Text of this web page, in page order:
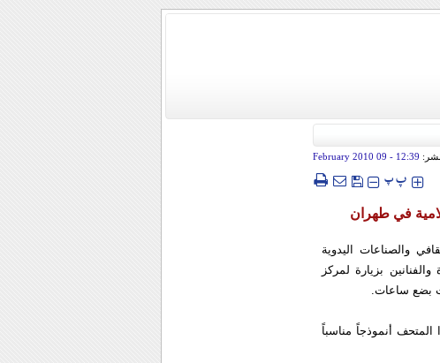
12:39
- 09 February 2010
‍‍‍ پپ
في طهران
والصناعات اليدوية
بزيارة لمركز
بضع ساعات.
أنموذجاً مناسباً